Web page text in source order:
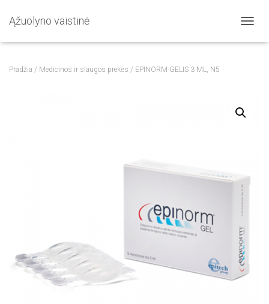
Ąžuolyno vaistinė
O
I
Pradžia / Medicinos ir slaugos prekės / EPINORM GELIS 3 ML, N5